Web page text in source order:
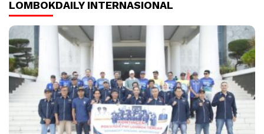
LOMBOKDAILY INTERNASIONAL